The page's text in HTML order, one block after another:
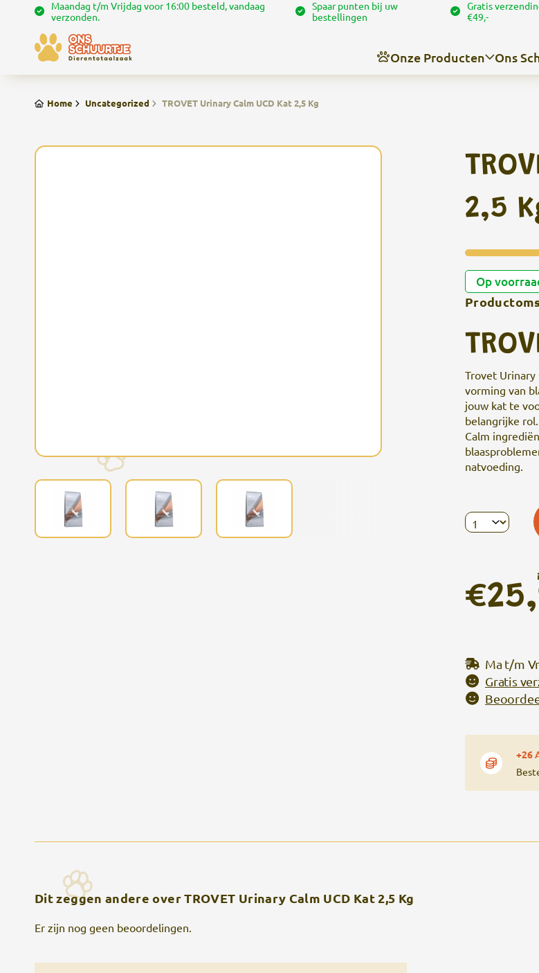
Maandag t/m Vrijdag voor 16:00 besteld, vandaag
verzonden.
Spaar punten bij uw
bestellingen
Gratis
€49,-
Onze Producten Ons
Home Uncategorized TROVET Urinary Calm UCD Kat 2,5 Kg
2,5
Op
Trovet Urinary
vorming van
jouw kat te
belangrijke
Calm
natvoeding.
Ma t/m
Gratis
+26
Dit zeggen andere over TROVET Urinary Calm UCD Kat 2,5 Kg
Er zijn nog geen beoordelingen.